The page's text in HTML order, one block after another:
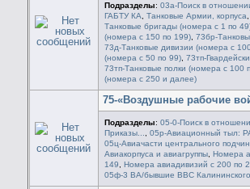
Подразделы: 03а-Поиск в
ГАБТУ КА
Танковые Армии, корпуса
Танковые бригады (номера с 1 по
(номера с 150 по 199), 73бр-
73д-Танковые дивизии (номера с
(номера с 50 по 99), 73тп-
73тп-Танковые полки (номера с 100
(номера с 250 и далее)
75-«Воздушные рабочие
Подразделы: 05-0-Поиск в
Приказы...
05р-Авиационный тыл:
05ц-Авиачасти центрального
Авиакорпуса и авиагруппы, Номера
149
Номера авиадивизий с 200 по
05ф-3 ВА/бывшие ВВС